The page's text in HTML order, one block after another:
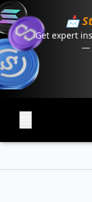
📩
Get expert
—